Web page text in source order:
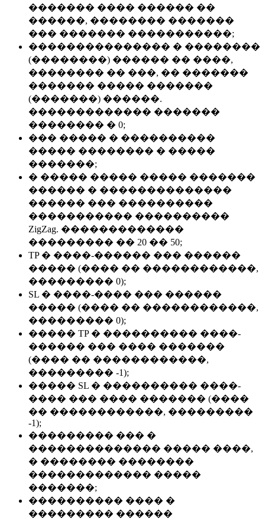
������� ���� ������ ��
������, �������� �������
��� ������� �����������;
��������������� � ��������
(��������) ������ �� ����,
�������� �� ���, �� �������
������� ����� �������
(�������) ������.
������������� �������
�������� � 0;
��� ����� � ����������
����� �������� � �����
�������;
� ����� ����� ����� �������
������ � ��������������
������ ��� ����������
����������� ����������
ZigZag. �������������
��������� �� 20 �� 50;
TP � ����-������ ��� ������
����� (���� �� ������������,
��������� 0);
SL � ����-���� ��� ������
����� (���� �� ������������,
��������� 0);
����� TP � ���������� ����-
������ ��� ���� �������
(���� �� ������������,
��������� -1);
����� SL � ���������� ����-
���� ��� ���� ������� (����
�� ������������, ���������
-1);
��������� ��� �
�������������� ����� ����,
� �������� ��������
������������� �����
�������;
���������� ���� �
��������� ������